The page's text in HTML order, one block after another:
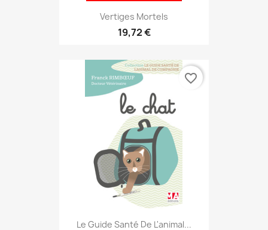
Vertiges Mortels
19,72 €
Le Guide Santé De L'animal...
favorite_border